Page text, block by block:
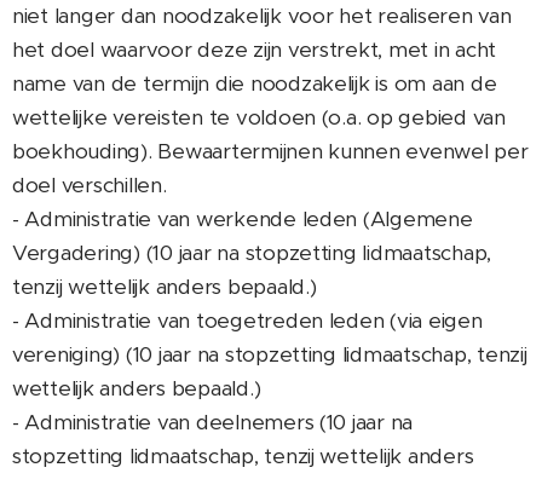
niet langer dan noodzakelijk voor het realiseren van
het doel waarvoor deze zijn verstrekt, met in acht
name van de termijn die noodzakelijk is om aan de
wettelijke vereisten te voldoen (o.a. op gebied van
boekhouding). Bewaartermijnen kunnen evenwel per
doel verschillen.
- Administratie van werkende leden (Algemene
Vergadering) (10 jaar na stopzetting lidmaatschap,
tenzij wettelijk anders bepaald.)
- Administratie van toegetreden leden (via eigen
vereniging) (10 jaar na stopzetting lidmaatschap, tenzij
wettelijk anders bepaald.)
- Administratie van deelnemers (10 jaar na
stopzetting lidmaatschap, tenzij wettelijk anders